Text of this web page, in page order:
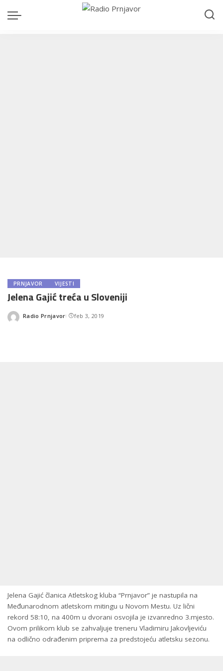
PRNJAVOR VIJESTI
Jelena Gajić treća u Sloveniji
Posted
Radio Prnjavor feb 3, 2019
Jelena Gajić članica Atletskog kluba “Prnjavor” je nastupila na
Međunarodnom atletskom mitingu u Novom Mestu. Uz lični
rekord 58:10, na 400m u dvorani osvojila je izvanredno 3.mjesto.
Ovom prilikom klub se zahvaljuje treneru Vladimiru Jakovljeviću
na odlično odrađenim priprema za predstojeću atletsku sezonu.